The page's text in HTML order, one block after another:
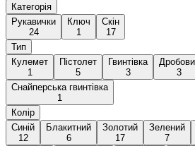
Категорія
Рукавички
24
Ключ
1
Скін
17
Тип
Кулемет
1
Пістолет
5
Гвинтівка
3
3
Снайперська гвинтівка
1
Колір
Синій
12
Блакитний
6
Золотий
17
Зелений
7